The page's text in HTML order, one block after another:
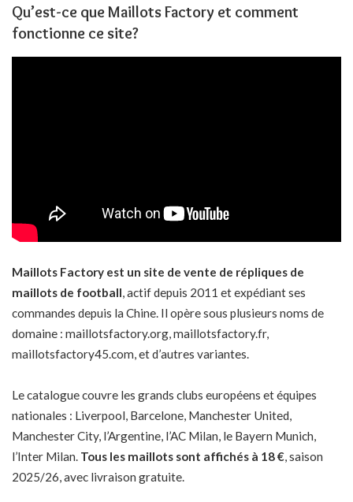
Qu’est-ce que Maillots Factory et comment
fonctionne ce site?
Maillots Factory est un site de vente de répliques de
maillots de football, actif depuis 2011 et expédiant ses
commandes depuis la Chine. Il opère sous plusieurs noms de
domaine : maillotsfactory.org, maillotsfactory.fr,
maillotsfactory45.com, et d’autres variantes.
Le catalogue couvre les grands clubs européens et équipes
nationales : Liverpool, Barcelone, Manchester United,
Manchester City, l’Argentine, l’AC Milan, le Bayern Munich,
l’Inter Milan. Tous les maillots sont affichés à 18 €, saison
2025/26, avec livraison gratuite.